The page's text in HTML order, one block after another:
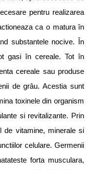
pentru realizarea
ca o matura în
substantele nocive. În
gasi în cereale. Tot în
cereale sau produse
de grâu. Acestia sunt
toxinele din organism
si revitalizante. Prin
de vitamine, minerale si
celulare. Germenii
forta musculara,